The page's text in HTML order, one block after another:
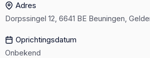
Adres
Dorpssingel 12, 6641 BE Beuningen,
Oprichtingsdatum
Onbekend